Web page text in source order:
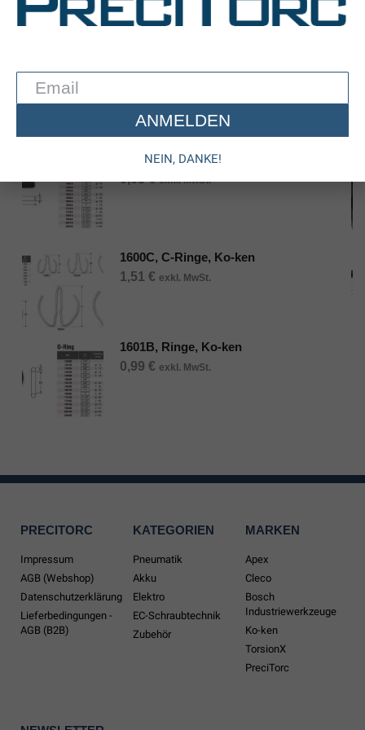
Verwandte Produkte
1602A, Stifte, Ko-ken
0,63€ exkl. MwSt.
1600C, C-Ringe, Ko-ken
1,51 € exkl. MwSt.
1601B, Ringe, Ko-ken
0,99 € exkl. MwSt.
PRECITORC
Impressum
AGB (Webshop)
Datenschutzerklärung
Lieferbedingungen -
AGB (B2B)
KATEGORIEN
Pneumatik
Akku
Elektro
EC-Schraubtechnik
Zubehör
MARKEN
Apex
Cleco
Bosch
Industriewerkzeuge
Ko-ken
TorsionX
PreciTorc
ANMELDEN
NEIN, DANKE!